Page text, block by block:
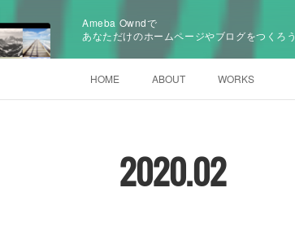
Ameba Owndで
あなただけのホームページやブログをつくろう
HOME ABOUT WORKS
2020.02